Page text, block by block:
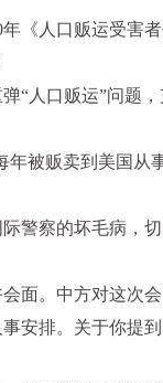
《人口贩运受害
“人口贩运”问题
被贩卖到美国从
警察的坏毛病，
面。中方对这次
安排。关于你提